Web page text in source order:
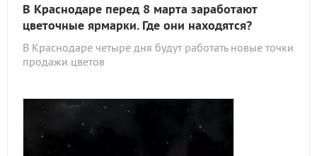
В Краснодаре перед 8 марта заработают
цветочные ярмарки. Где они находятся?
В Краснодаре четыре дня будут работать новые точки
продажи цветов